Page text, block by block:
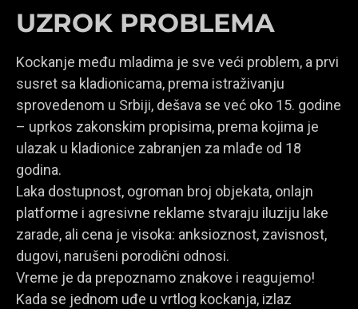
UZROK PROBLEMA
Kockanje među mladima je sve veći problem, a prvi
susret sa kladionicama, prema istraživanju
sprovedenom u Srbiji, dešava se već oko 15. godine
– uprkos zakonskim propisima, prema kojima je
ulazak u kladionice zabranjen za mlađe od 18
godina.
Laka dostupnost, ogroman broj objekata, onlajn
platforme i agresivne reklame stvaraju iluziju lake
zarade, ali cena je visoka: anksioznost, zavisnost,
dugovi, narušeni porodični odnosi.
Vreme je da prepoznamo znakove i reagujemo!
Kada se jednom uđe u vrtlog kockanja, izlaz